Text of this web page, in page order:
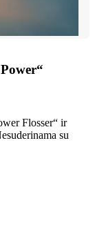
Flosser“ ir
su